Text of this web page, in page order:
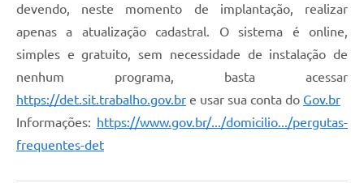
devendo, neste momento de implantação, realizar
apenas a atualização cadastral. O sistema é online,
simples e gratuito, sem necessidade de instalação de
nenhum programa, basta acessar
https://det.sit.trabalho.gov.br e usar sua conta do Gov.br
Informações: https://www.gov.br/.../domicilio.../pergutas-
frequentes-det